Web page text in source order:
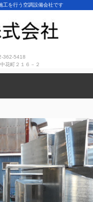
工を行う空調設備会社です
362-5418
花町２１６－２